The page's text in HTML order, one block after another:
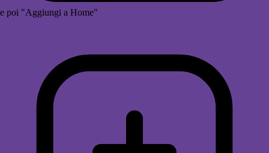
e poi "Aggiungi a Home"